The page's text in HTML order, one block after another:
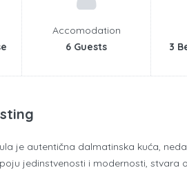
Accomodation
6 Guests
3
je autentična dalmatinska kuća,
jedinstvenosti i modernosti,